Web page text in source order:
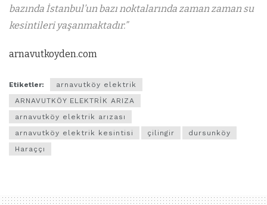
bazında İstanbul’un bazı noktalarında zaman zaman su
kesintileri yaşanmaktadır.”
arnavutkoyden.com
Etiketler:
arnavutköy elektrik
ARNAVUTKÖY ELEKTRİK ARIZA
arnavutköy elektrik arızası
arnavutköy elektrik kesintisi
çilingir
dursunköy
Haraççı